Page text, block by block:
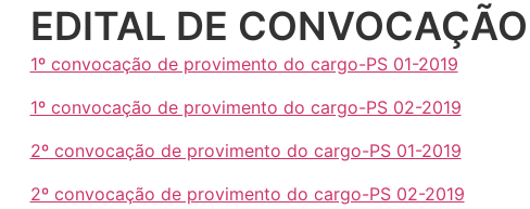
EDITAL DE
1º convocação de provimento do cargo-PS 01-2019
1º convocação de provimento do cargo-PS 02-2019
2º convocação de provimento do cargo-PS 01-2019
2º convocação de provimento do cargo-PS 02-2019